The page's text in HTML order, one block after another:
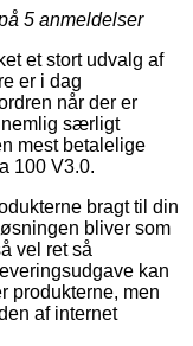
5 anmeldelser
et stort udvalg af
er i dag
når der er
nemlig særligt
mest betalelige
100 V3.0.
bragt til din
bliver som
vel ret så
kan
produkterne, men
af internet